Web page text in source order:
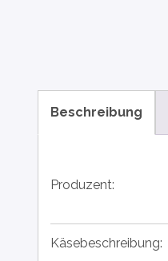
Beschreibung
Produzent:
Käsebeschreibung: